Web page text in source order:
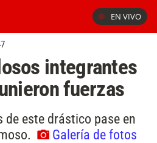
EN VIVO
integrantes
fuerzas
de este drástico pase en
Galería de fotos